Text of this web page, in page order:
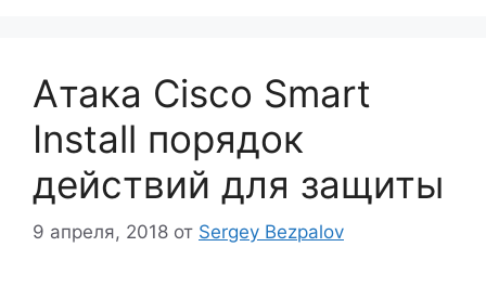
Атака Cisco Smart
Install порядок
действий для защиты
9 апреля, 2018 от Sergey Bezpalov